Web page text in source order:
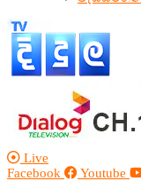
Live
Facebook
Youtube